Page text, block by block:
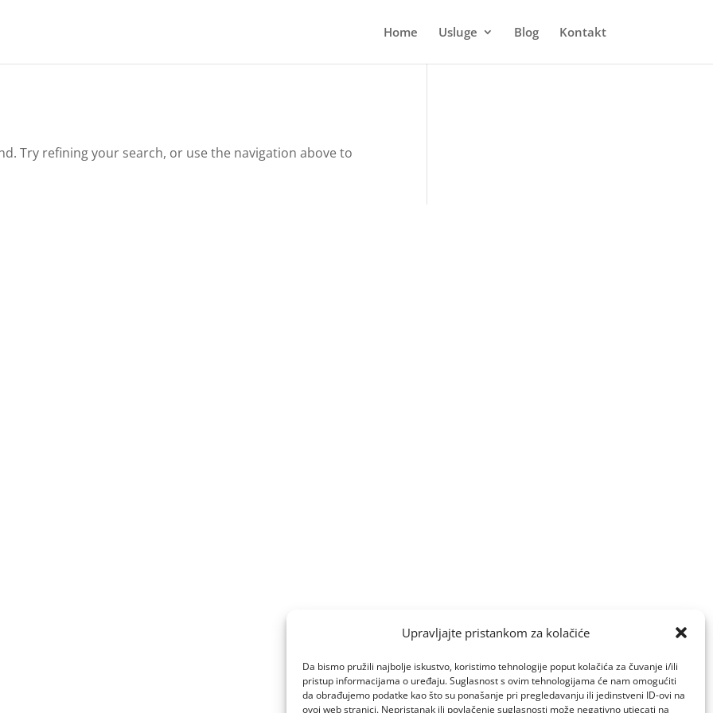
Upravljajte pristankom za kolačiće
Da bismo pružili najbolje iskustvo, koristimo tehnologije poput kolačića za čuvanje i/ili
pristup informacijama o uređaju. Suglasnost s ovim tehnologijama će nam omogućiti
da obrađujemo podatke kao što su ponašanje pri pregledavanju ili jedinstveni ID-ovi na
ovoj web stranici. Nepristanak ili povlačenje suglasnosti može negativno utjecati na
Home Usluge Blog Kontakt
Try refining your search, or use the navigation above to